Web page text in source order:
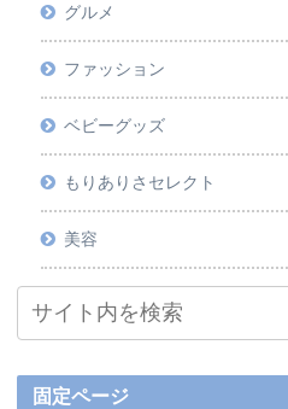
グルメ
ファッション
ベビーグッズ
もりありさセレクト
美容
固定ページ